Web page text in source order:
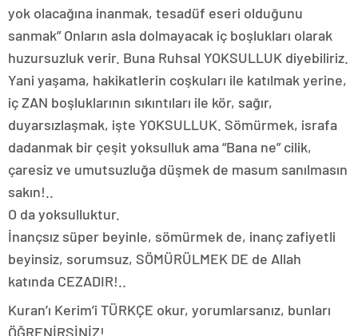
yok olacağına inanmak, tesadüf eseri olduğunu
sanmak” Onların asla dolmayacak iç boşlukları olarak
huzursuzluk verir. Buna Ruhsal YOKSULLUK diyebiliriz.
Yani yaşama, hakikatlerin coşkuları ile katılmak yerine,
iç ZAN boşluklarının sıkıntıları ile kör, sağır,
duyarsızlaşmak, işte YOKSULLUK. Sömürmek, israfa
dadanmak bir çeşit yoksulluk ama “Bana ne” cilik,
çaresiz ve umutsuzluğa düşmek de masum sanılmasın
sakın!..
O da yoksulluktur.
İnançsız süper beyinle, sömürmek de, inanç zafiyetli
beyinsiz, sorumsuz, SÖMÜRÜLMEK DE de Allah
katında CEZADIR!..
Kuran’ı Kerim’i TÜRKÇE okur, yorumlarsanız, bunları
ÖĞRENİRSİNİZ!..